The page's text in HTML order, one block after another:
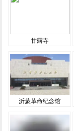
甘露寺
沂蒙革命纪念馆